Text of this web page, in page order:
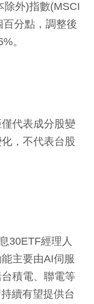
除外)指數(MSCI
分點，調整後
。
代表成分股變
，不代表台股
30ETF經理人
主要由AI伺服
積電、聯電等
續有望提供台